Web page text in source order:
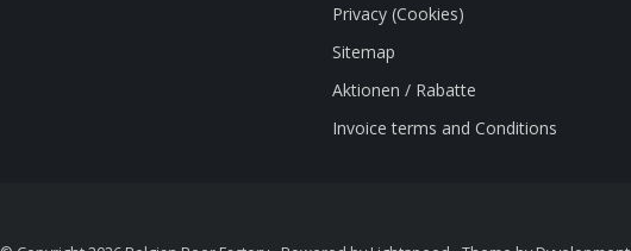
Privacy (Cookies)
Sitemap
Aktionen / Rabatte
Invoice terms and Conditions